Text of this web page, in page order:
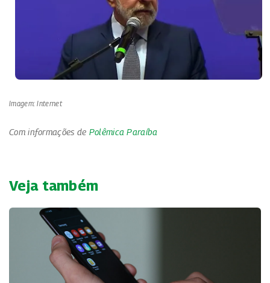
Imagem: Internet
Com informações de Polêmica Paraíba
Veja também